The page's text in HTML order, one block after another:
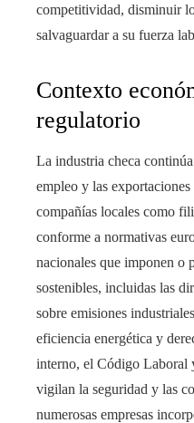
competitividad, disminuir
salvaguardar a su fuerza
Contexto
regulatorio
La industria checa
empleo y las
compañías locales como
conforme a normativas
nacionales que imponen o
sostenibles, incluidas las
sobre emisiones
eficiencia energética y
interno, el Código Laboral
vigilan la seguridad y las
numerosas empresas